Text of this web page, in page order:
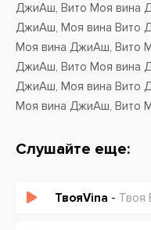
ДжиАш, Вито Моя вина
ДжиАш, Моя вина Вито
Моя вина ДжиАш, Вито
ДжиАш, Вито Моя вина
ДжиАш, Моя вина Вито
Моя вина ДжиАш, Вито
Слушайте еще:
ТвояVina - Твоя